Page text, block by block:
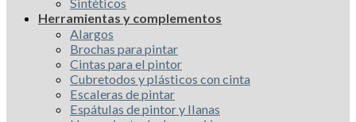
Herramientas y complementos
Alargos
Brochas para pintar
Cintas para el pintor
Cubretodos y plásticos con cinta
Escaleras de pintar
Espátulas de pintor y llanas